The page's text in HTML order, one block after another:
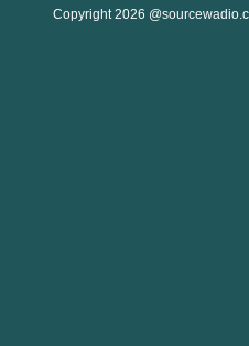
Copyright 2026